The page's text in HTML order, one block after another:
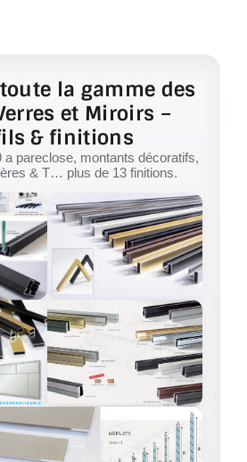
la gamme des
et Miroirs –
& finitions
a pareclose, montants décoratifs,
& T… plus de 13 finitions.